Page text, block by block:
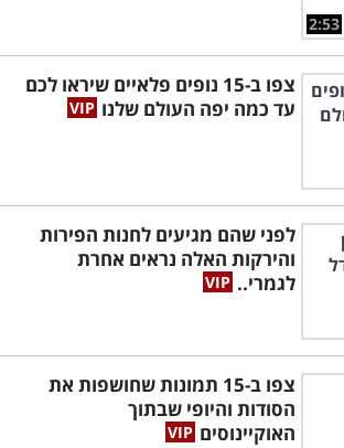
2:53
צפו ב-15 נופים פלאיים שיראו לכם
עד כמה יפה העולם שלנו
לפני שהם מגיעים לחנות הפירות
והירקות האלה נראים אחרת
לגמרי..
צפו ב-15 תמונות שחושפות את
הסודות והיופי שבתוך
האוקיינוסים